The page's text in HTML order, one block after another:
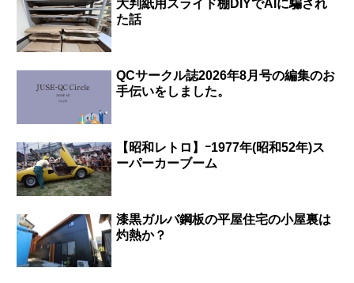
大判紙用スライド棚DIYでAIに騙され
た話
QCサークル誌2026年8月号の編集のお
手伝いをしました。
【昭和レトロ】ｰ1977年(昭和52年)ス
ーパーカーブーム
漆黒ガルバ鋼板の平屋住宅の小屋裏は
灼熱か？